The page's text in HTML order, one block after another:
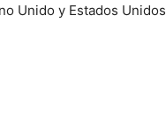
Unido y Estados Unidos